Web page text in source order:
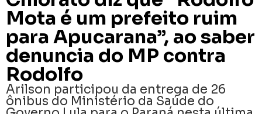
Mota é um prefeito ruim
para Apucarana”, ao saber
denuncia do MP contra
Rodolfo
Arilson participou da entrega de 26
ônibus do Ministério da Saúde do